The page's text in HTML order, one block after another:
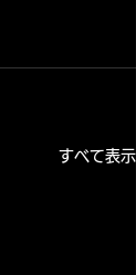
すべて表示